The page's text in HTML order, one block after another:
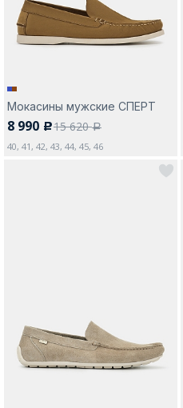
Мокасины мужские СПЕРТ
8 990 c15 620a
40, 41, 42, 43, 44, 45, 46